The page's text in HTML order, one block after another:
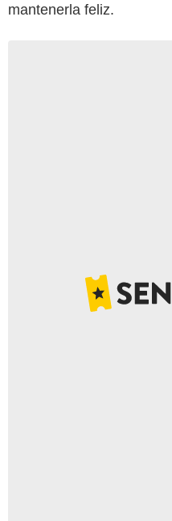
mantenerla feliz.